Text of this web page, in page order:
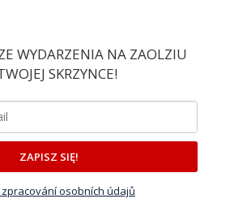
WYDARZENIA NA ZAOLZIU
SKRZYNCE!
ZAPISZ SIĘ!
osobních údajů